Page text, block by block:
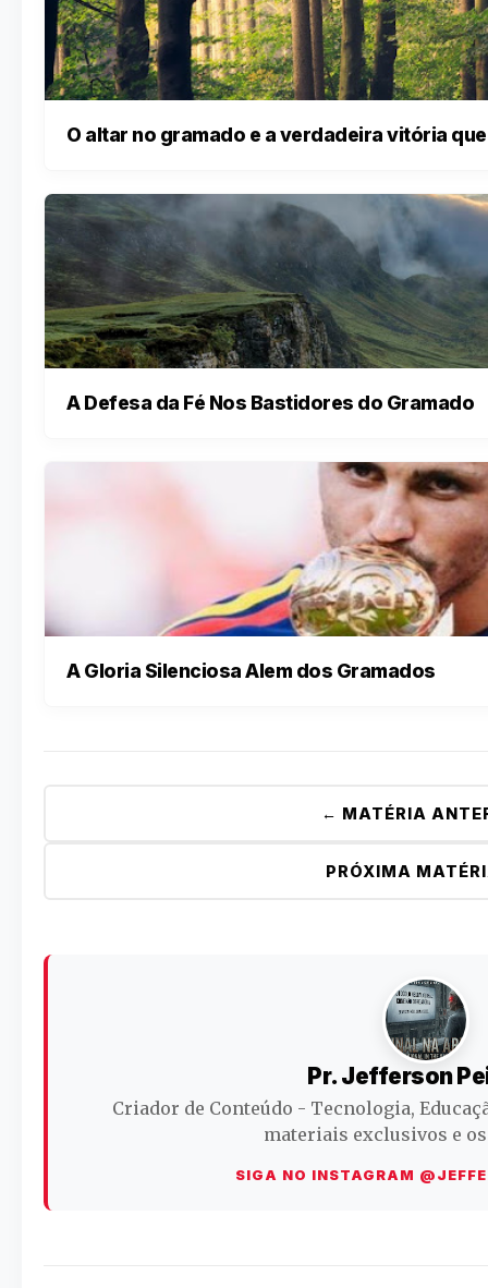
O altar no gramado e a verdadeira vitória
A Defesa da Fé Nos Bastidores do Gramado
A Gloria Silenciosa Alem dos Gramados
← MATÉRIA
PRÓXIMA
Pr. Jefferson
Criador de Conteúdo - Tecnologia,
materiais exclusivos e
SIGA NO INSTAGRAM